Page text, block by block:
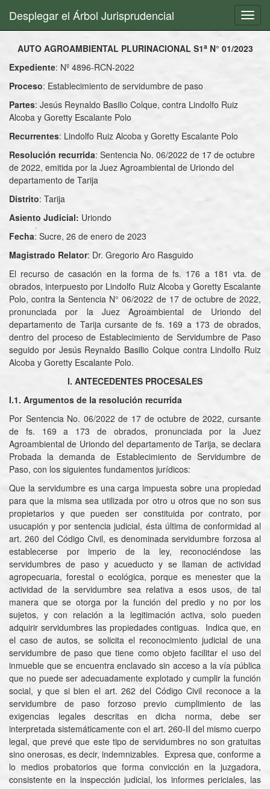
Desplegar el Árbol Jurisprudencial
AUTO AGROAMBIENTAL PLURINACIONAL S1aN° 01/2023
Expediente: Nº 4896-RCN-2022
Proceso: Establecimiento de servidumbre de paso
Partes: Jesús Reynaldo Basilio Colque, contra Lindolfo Ruiz
Alcoba y Goretty Escalante Polo
Recurrentes: Lindolfo Ruiz Alcoba y Goretty Escalante Polo
Resolución recurrida: Sentencia No. 06/2022 de 17 de octubre
de 2022, emitida por la Juez Agroambiental de Uriondo del
departamento de Tarija
Distrito: Tarija
Asiento Judicial: Uriondo
Fecha: Sucre, 26 de enero de 2023
Magistrado Relator: Dr. Gregorio Aro Rasguido
El recurso de casación en la forma de fs. 176 a 181 vta. de
obrados, interpuesto por Lindolfo Ruiz Alcoba y Goretty Escalante
Polo, contra la Sentencia N° 06/2022 de 17 de octubre de 2022,
pronunciada por la Juez Agroambiental de Uriondo del
departamento de Tarija cursante de fs. 169 a 173 de obrados,
dentro del proceso de Establecimiento de Servidumbre de Paso
seguido por Jesús Reynaldo Basilio Colque contra Lindolfo Ruiz
Alcoba y Goretty Escalante Polo.
I. ANTECEDENTES PROCESALES
I.1. Argumentos de la resolución recurrida
Por Sentencia No. 06/2022 de 17 de octubre de 2022, cursante
de fs. 169 a 173 de obrados, pronunciada por la Juez
Agroambiental de Uriondo del departamento de Tarija, se declara
Probada la demanda de Establecimiento de Servidumbre de
Paso, con los siguientes fundamentos jurídicos:
Que la servidumbre es una carga impuesta sobre una propiedad
para que la misma sea utilizada por otro u otros que no son sus
propietarios y que pueden ser constituida por contrato, por
usucapión y por sentencia judicial, ésta última de conformidad al
art. 260 del Código Civil, es denominada servidumbre forzosa al
establecerse por imperio de la ley, reconociéndose las
servidumbres de paso y acueducto y se llaman de actividad
agropecuaria, forestal o ecológica, porque es menester que la
actividad de la servidumbre sea relativa a esos usos, de tal
manera que se otorga por la función del predio y no por los
sujetos, y con relación a la legitimación activa, solo pueden
adquirir servidumbres las propiedades contiguas. Indica que, en
el caso de autos, se solicita el reconocimiento judicial de una
servidumbre de paso que tiene como objeto facilitar el uso del
inmueble que se encuentra enclavado sin acceso a la vía pública
que no puede ser adecuadamente explotado y cumplir la función
social, y que si bien el art. 262 del Código Civil reconoce a la
servidumbre de paso forzoso previo cumplimiento de las
exigencias legales descritas en dicha norma, debe ser
interpretada sistemáticamente con el art. 260-II del mismo cuerpo
legal, que prevé que este tipo de servidumbres no son gratuitas
sino onerosas, es decir, indemnizables. Expresa que, conforme a
lo medios probatorios que forma convicción en la juzgadora,
consistente en la inspección judicial, los informes periciales, las